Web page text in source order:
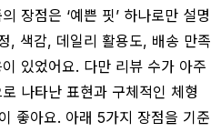
장점은 ‘예쁜 핏’ 하나로만 설명
, 색감, 데일리 활용도, 배송 만족
있었어요. 다만 리뷰 수가 아주
나타난 표현과 구체적인 체형
좋아요. 아래 5가지 장점을 기준